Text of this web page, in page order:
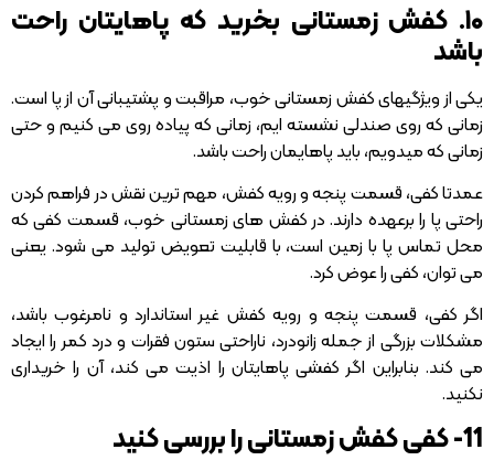
۱۰. کفش زمستانی بخرید که پاهایتان راحت
باشد
یکی از ویژگیهای کفش زمستانی خوب، مراقبت و پشتیبانی آن از پا است.
زمانی که روی صندلی نشسته ایم، زمانی که پیاده روی می کنیم و حتی
زمانی که میدویم، باید پاهایمان راحت باشد.
عمدتا کفی، قسمت پنجه و رویه کفش، مهم ترین نقش در فراهم کردن
راحتی پا را برعهده دارند. در کفش های زمستانی خوب، قسمت کفی که
محل تماس پا با زمین است، با قابلیت تعویض تولید می شود. یعنی
می توان، کفی را عوض کرد.
اگر کفی، قسمت پنجه و رویه کفش غیر استاندارد و نامرغوب باشد،
مشکلات بزرگی از جمله زانودرد، ناراحتی ستون فقرات و درد کمر را ایجاد
می کند. بنابراین اگر کفشی پاهایتان را اذیت می کند، آن را خریداری
نکنید.
11- کفی کفش زمستانی را بررسی کنید